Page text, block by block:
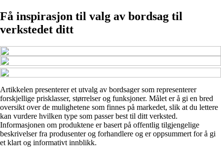
Få inspirasjon til valg av bordsag til
verkstedet ditt
Artikkelen presenterer et utvalg av bordsager som representerer
forskjellige prisklasser, størrelser og funksjoner. Målet er å gi en bred
oversikt over de mulighetene som finnes på markedet, slik at du lettere
kan vurdere hvilken type som passer best til ditt verksted.
Informasjonen om produktene er basert på offentlig tilgjengelige
beskrivelser fra produsenter og forhandlere og er oppsummert for å gi
et klart og informativt innblikk.